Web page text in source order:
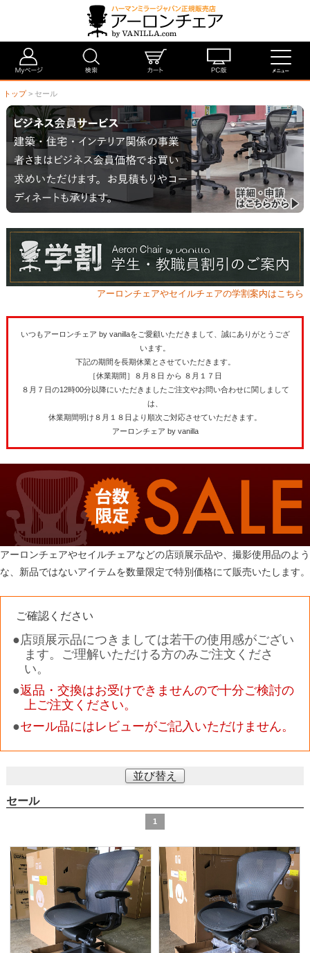
トップ> セール
アーロンチェアやセイルチェアの学割案内はこちら
いつもアーロンチェア by vanillaをご愛顧いただきまして、誠にありがとうござ
います。
下記の期間を長期休業とさせていただきます。
［休業期間］８月８日 から ８月１７日
８月７日の12時00分以降にいただきましたご注文やお問い合わせに関しまして
は、
休業期間明け８月１８日より順次ご対応させていただきます。
アーロンチェア by vanilla
アーロンチェアやセイルチェアなどの店頭展示品や、撮影使用品のよう
な、新品ではないアイテムを数量限定で特別価格にて販売いたします。
ご確認ください
●店頭展示品につきましては若干の使用感がござい
ます。ご理解いただける方のみご注文くださ
い。
●返品・交換はお受けできませんので十分ご検討の
上ご注文ください。
●セール品にはレビューがご記入いただけません。
並び替え
セール
1